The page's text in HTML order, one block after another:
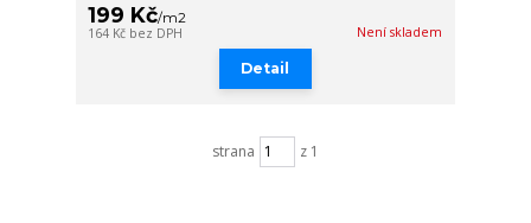
199 Kč/m2
164 Kč bez DPH Není skladem
Detail
strana z 1